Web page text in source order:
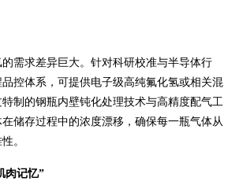
需求差异巨大。针对科研校准与半导体行
控体系，可提供电子级高纯氟化氢或相关混
制的钢瓶内壁钝化处理技术与高精度配气工
储存过程中的浓度漂移，确保每一瓶气体从
。
肉记忆”